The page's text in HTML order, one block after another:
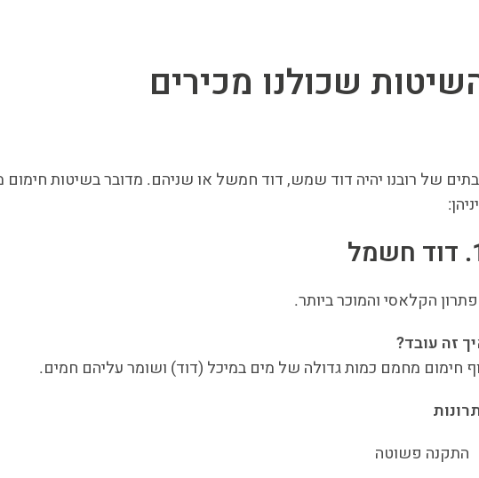
שכולנו מכירים
של רובנו יהיה דוד שמש, דוד חמשל או שניהם. מדובר בשיטות חימום
הקלאסי והמוכר ביותר.
זה עובד?
חימום מחמם כמות גדולה של מים במיכל (דוד) ושומר עליהם חמים.
התקנה פשוטה